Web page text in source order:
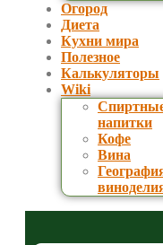
Огород
Диета
Кухни мира
Полезное
Калькуляторы
Wiki
напитки
Кофе
Вина